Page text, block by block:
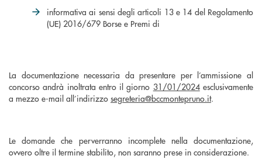
informativa ai sensi degli articoli 13 e 14 del Regolamento
(UE) 2016/679 Borse e Premi di
La documentazione necessaria da presentare per l’ammissione al
concorso andrà inoltrata entro il giorno 31/01/2024esclusivamente
a mezzo e-mail all’indirizzo segreteria@bccmontepruno.it.
Le domande che perverranno incomplete nella documentazione,
ovvero oltre il termine stabilito, non saranno prese in considerazione.